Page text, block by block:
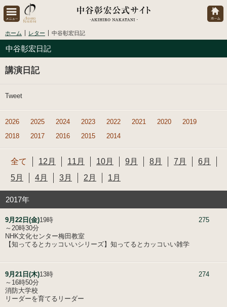
ホーム レター 中谷彰宏日記
中谷彰宏日記
講演日記
Tweet
2026 2025 2024 2023 2022 2021 2020
2019
2018
2017 2016 2015 2014
全て 12月 11月 10月 9月 8月 7月
6月
5月
4月 3月 2月 1月
2017年
9月22日(金) 275
19時
～20時30分
NHK文化センター梅田教室
【知ってるとカッコいいシリーズ】知ってるとカッコいい雑学
9月21日(木) 274
13時
～16時50分
消防大学校
リーダーを育てるリーダー